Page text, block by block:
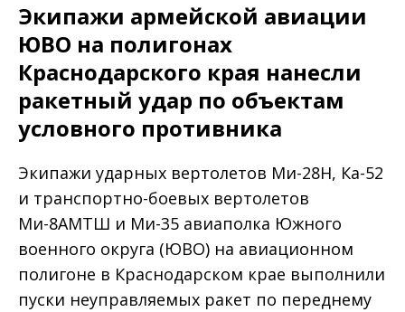
Экипажи армейской авиации
ЮВО на полигонах
Краснодарского края нанесли
ракетный удар по объектам
условного противника
Экипажи ударных вертолетов Ми-28Н, Ка-52
и транспортно-боевых вертолетов
Ми-8АМТШ и Ми-35 авиаполка Южного
военного округа (ЮВО) на авиационном
полигоне в Краснодарском крае выполнили
пуски неуправляемых ракет по переднему